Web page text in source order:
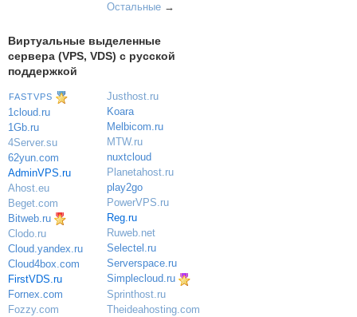
Остальные→
Виртуальные выделенные
сервера (VPS, VDS) с русской
поддержкой
FASTVPS
1cloud.ru
1Gb.ru
4Server.su
62yun.com
AdminVPS.ru
Ahost.eu
Beget.com
Bitweb.ru
Clodo.ru
Cloud.yandex.ru
Cloud4box.com
FirstVDS.ru
Fornex.com
Fozzy.com
Justhost.ru
Koara
Melbicom.ru
MTW.ru
nuxtcloud
Planetahost.ru
play2go
PowerVPS.ru
Reg.ru
Ruweb.net
Selectel.ru
Serverspace.ru
Simplecloud.ru
Sprinthost.ru
Theideahosting.com